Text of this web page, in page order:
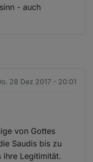
- auch
28 Dez 2017 - 20:01
von Gottes
Saudis bis zu
ihre Legitimität.